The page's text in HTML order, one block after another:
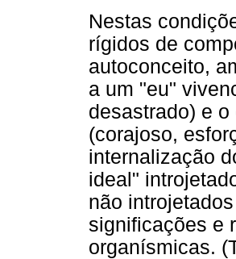
Nestas
rígidos de
autoconceito,
a um "eu"
desastrado) e
(corajoso,
internalização
ideal"
não
significações e
organísmicas.